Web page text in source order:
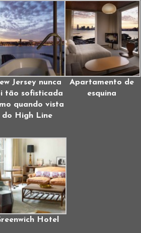
Jersey nunca
tão sofisticada
quando vista
do High Line
Apartamento de
esquina
Hotel